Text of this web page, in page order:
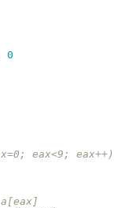
0
eax<9; eax++)